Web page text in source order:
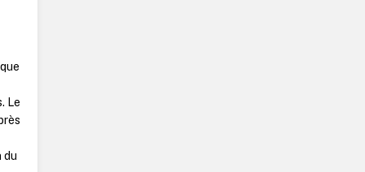
Le
du